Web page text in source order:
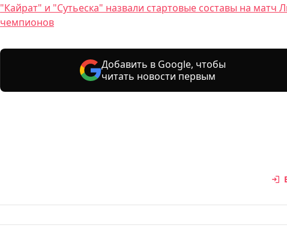
"Кайрат" и "Сутьеска" назвали стартовые составы на матч
чемпионов
Добавить в Google, чтобы
читать новости первым